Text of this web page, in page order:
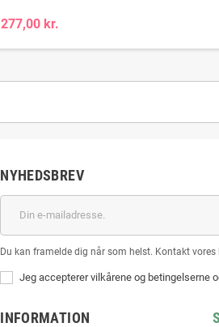
277,00 kr.
NYHEDSBREV
Du kan framelde dig når som helst. Kontakt
Jeg accepterer vilkårene og betingelserne
INFORMATION